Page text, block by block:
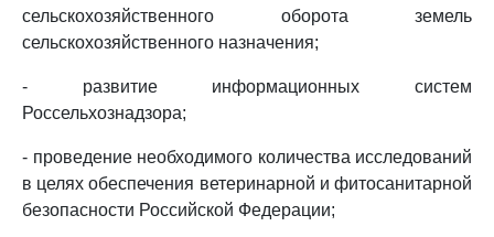
сельскохозяйственного оборота земель
сельскохозяйственного назначения;
- развитие информационных систем
Россельхознадзора;
- проведение необходимого количества исследований
в целях обеспечения ветеринарной и фитосанитарной
безопасности Российской Федерации;